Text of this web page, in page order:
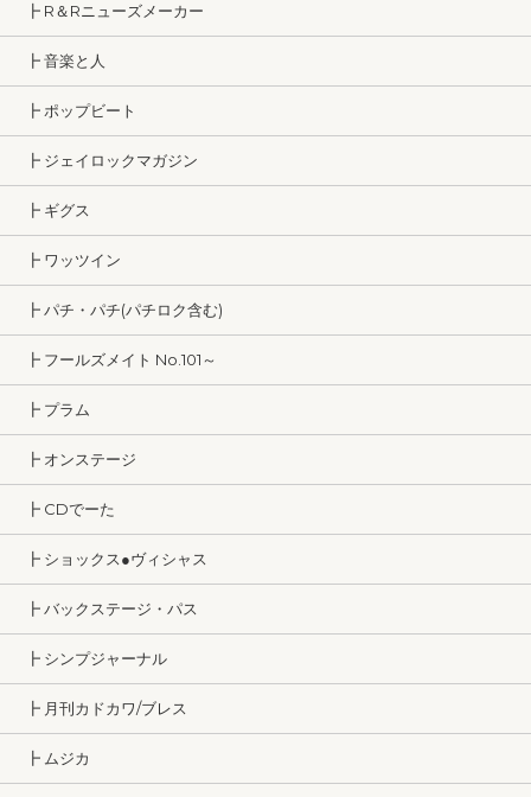
┣ R＆Rニューズメーカー
┣ 音楽と人
┣ ポップビート
┣ ジェイロックマガジン
┣ ギグス
┣ ワッツイン
┣ パチ・パチ(パチロク含む)
┣ フールズメイト No.101～
┣ プラム
┣ オンステージ
┣ CDでーた
┣ ショックス●ヴィシャス
┣ バックステージ・パス
┣ シンプジャーナル
┣ 月刊カドカワ/ブレス
┣ ムジカ